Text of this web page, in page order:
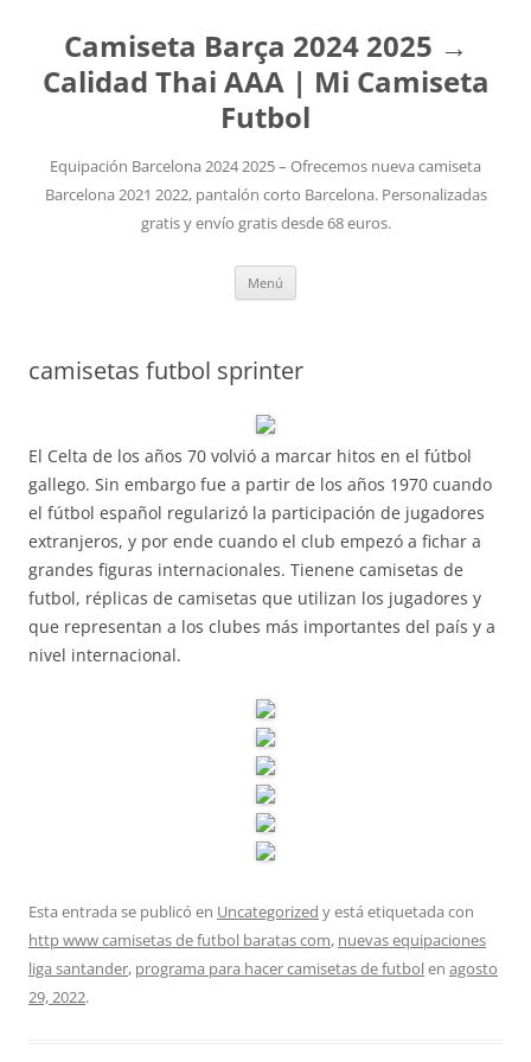
Camiseta Barça 2024 2025 →
Calidad Thai AAA | Mi Camiseta
Futbol
Equipación Barcelona 2024 2025 – Ofrecemos nueva camiseta
Barcelona 2021 2022, pantalón corto Barcelona. Personalizadas
gratis y envío gratis desde 68 euros.
Menú
camisetas futbol sprinter
El Celta de los años 70 volvió a marcar hitos en el fútbol
gallego. Sin embargo fue a partir de los años 1970 cuando
el fútbol español regularizó la participación de jugadores
extranjeros, y por ende cuando el club empezó a fichar a
grandes figuras internacionales. Tienene camisetas de
futbol, réplicas de camisetas que utilizan los jugadores y
que representan a los clubes más importantes del país y a
nivel internacional.
Esta entrada se publicó en Uncategorized y está etiquetada con
http www camisetas de futbol baratas com, nuevas equipaciones
liga santander, programa para hacer camisetas de futbolen agosto
29, 2022.